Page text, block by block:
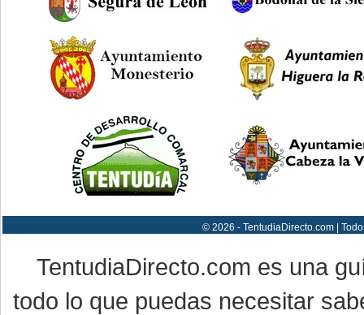
© 2026 - TentudiaDirecto.com |
TentudiaDirecto.com es una
todo lo que puedas necesitar